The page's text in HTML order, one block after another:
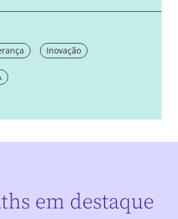
Inovação
em destaque